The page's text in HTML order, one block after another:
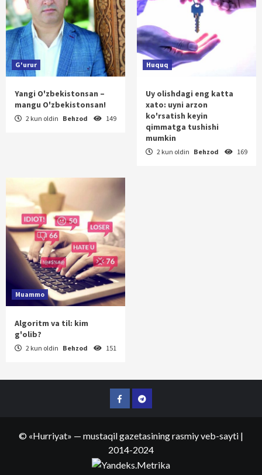
G'urur
Yangi O'zbekistonsan –
mangu O'zbekistonsan!
2 kun oldin Behzod 149
Huquq
Uy olishdagi eng katta
xato: uyni arzon
ko'rsatish keyin
qimmatga tushishi
mumkin
2 kun oldin Behzod 169
Muammo
Algoritm va til: kim
g'olib?
2 kun oldin Behzod 151
FacebookTelegram
© «Hurriyat» — mustaqil gazetasining rasmiy veb-sayti |
2014-2024